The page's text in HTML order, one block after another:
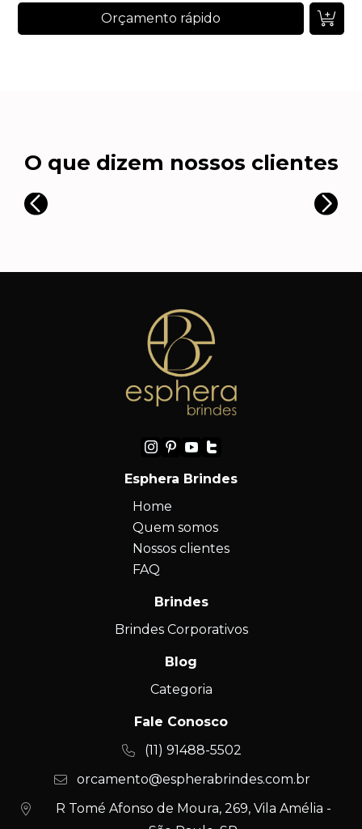
Orçamento rápido
O que dizem nossos clientes
Esphera Brindes
Home
Quem somos
Nossos clientes
FAQ
Brindes
Brindes Corporativos
Blog
Categoria
Fale Conosco
(11) 91488-5502
orcamento@espherabrindes.com.br
R Tomé Afonso de Moura, 269, Vila Amélia -